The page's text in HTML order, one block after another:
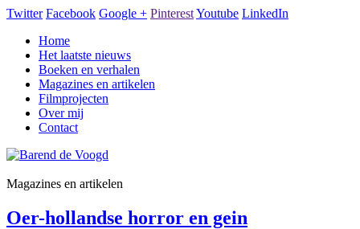
Twitter Facebook Google + PinterestYoutube LinkedIn
Home
Het laatste nieuws
Boeken en verhalen
Magazines en artikelen
Filmprojecten
Over mij
Contact
Magazines en artikelen
Oer-hollandse horror en gein